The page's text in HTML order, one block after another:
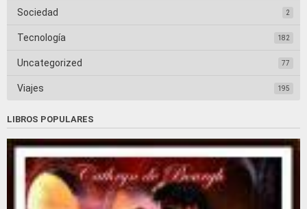
Sociedad 2
Tecnología 182
Uncategorized 77
Viajes 195
LIBROS POPULARES